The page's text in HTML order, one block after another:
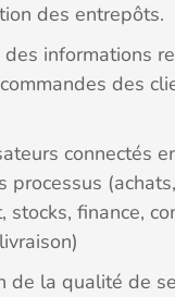
des entrepôts.
des informations
des
connectés
processus
stocks, finance,
de la qualité de